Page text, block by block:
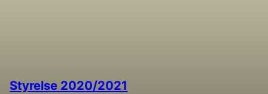
Styrelse 2020/2021